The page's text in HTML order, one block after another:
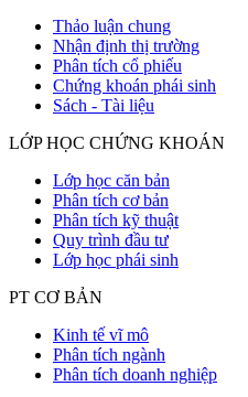
Thảo luận chung
Nhận định thị trường
Phân tích cổ phiếu
Chứng khoán phái sinh
Sách - Tài liệu
LỚP HỌC CHỨNG KHOÁN
Lớp học căn bản
Phân tích cơ bản
Phân tích kỹ thuật
Quy trình đầu tư
Lớp học phái sinh
PT CƠ BẢN
Kinh tế vĩ mô
Phân tích ngành
Phân tích doanh nghiệp